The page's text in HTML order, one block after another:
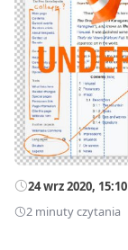
24 wrz 2020, 15:10
2 minuty czytania